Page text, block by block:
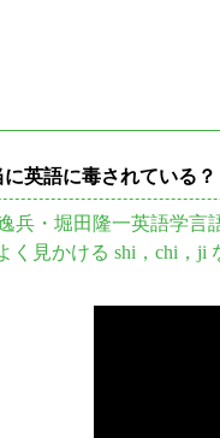
英語に毒されている？
兵・堀田隆一英語学言
く見かける shi，chi，